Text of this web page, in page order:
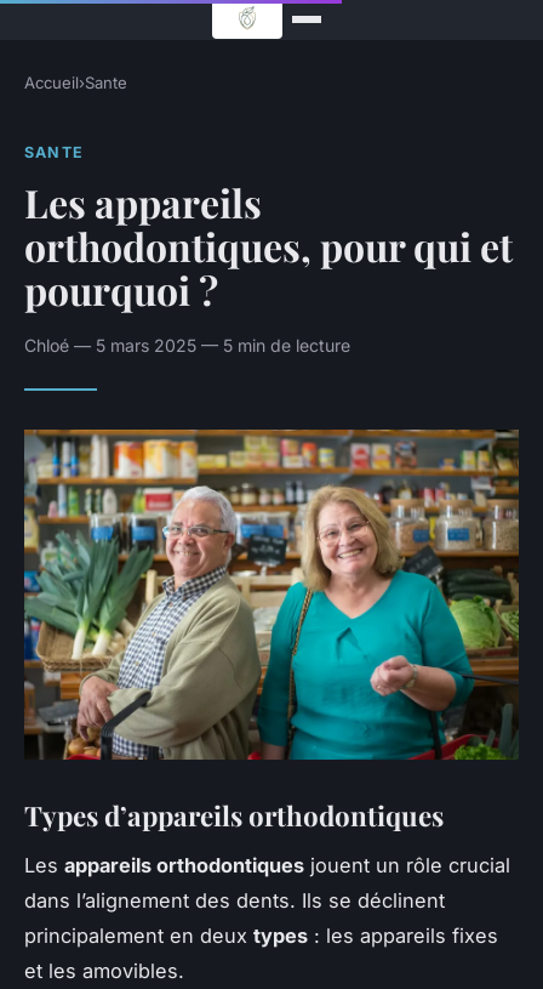
Accueil›Sante
SANTE
Les appareils
orthodontiques, pour qui et
pourquoi ?
Chloé — 5 mars 2025 — 5 min de lecture
Types d’appareils orthodontiques
Les appareils orthodontiques jouent un rôle crucial
dans l’alignement des dents. Ils se déclinent
principalement en deux types : les appareils fixes
et les amovibles.